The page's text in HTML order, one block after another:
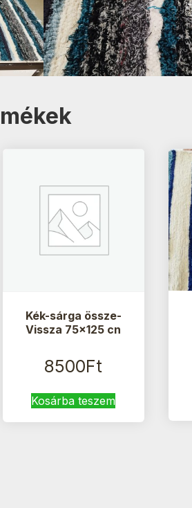
Kék-sárga össze-
Vissza 75×125 cn
8500Ft
Kosárba teszem